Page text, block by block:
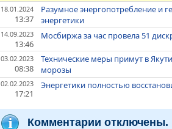
18.01.2024
13:37
Разумное энергопотребление и
энергетики
14.09.2023
13:46
Мосбиржа за час провела 51
03.02.2023
08:38
Технические меры примут в
морозы
02.02.2023
17:21
Энергетики полностью
Комментарии отключены.